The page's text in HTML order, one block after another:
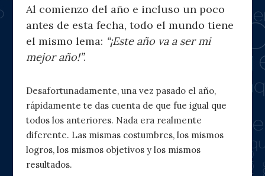
Al comienzo del año e incluso un poco
antes de esta fecha, todo el mundo tiene
el mismo lema: “¡Este año va a ser mi
mejor año!”.
Desafortunadamente, una vez pasado el año,
rápidamente te das cuenta de que fue igual que
todos los anteriores. Nada era realmente
diferente. Las mismas costumbres, los mismos
logros, los mismos objetivos y los mismos
resultados.